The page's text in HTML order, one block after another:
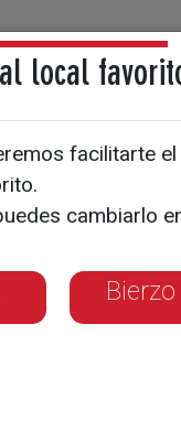
Directos
Castilla
las
A partir del
los cursos de
local
facilitarte
cambiarlo
Bierzo